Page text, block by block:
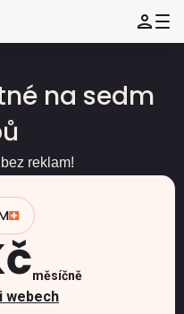
na sedm
reklam!
měsíčně
webech